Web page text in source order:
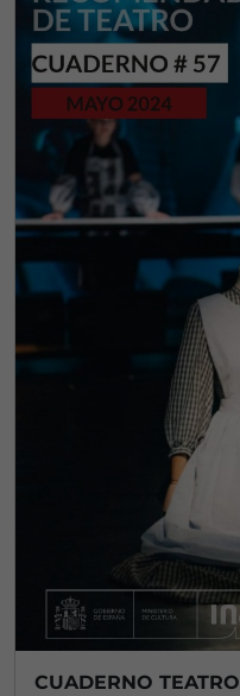
CUADERNO TEATRO